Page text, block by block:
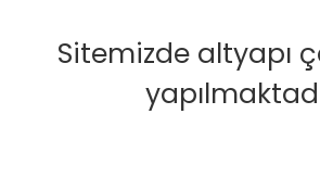
Sitemizde altyapı